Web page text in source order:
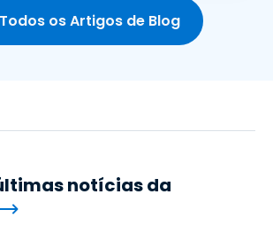
os Artigos de Blog
notícias da